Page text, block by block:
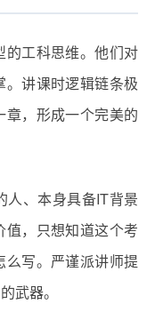
的工科思维。他们对
讲课时逻辑链条极
，形成一个完美的
人、本身具备IT背景
，只想知道这个考
么写。严谨派讲师提
武器。